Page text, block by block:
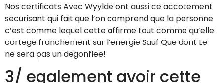
Nos certificats Avec Wyylde ont aussi ce accotement
securisant qui fait que l’on comprend que la personne
c’est comme lequel cette affirme tout comme qu’elle
cortege franchement sur l’energie Sauf Que dont Le
ne sera pas un degonflee!
3/ egalement avoir cette